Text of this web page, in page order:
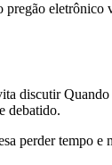
eletrônico
discutir
debatido.
perder tempo e